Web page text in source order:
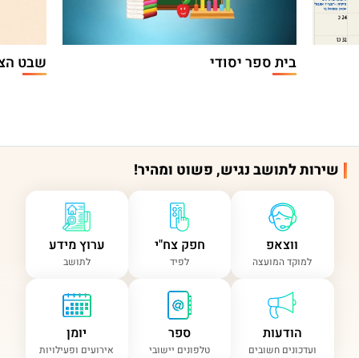
בית ספר יסודי שבט
שירות לתושב נגיש, פשוט ומהיר!
ווצאפ
למוקד המועצה
חפק צח"י
לפיד
ערוץ מידע
לתושב
הודעות
ועדכונים חשובים
ספר
טלפונים יישובי
יומן
אירועים ופעילויות